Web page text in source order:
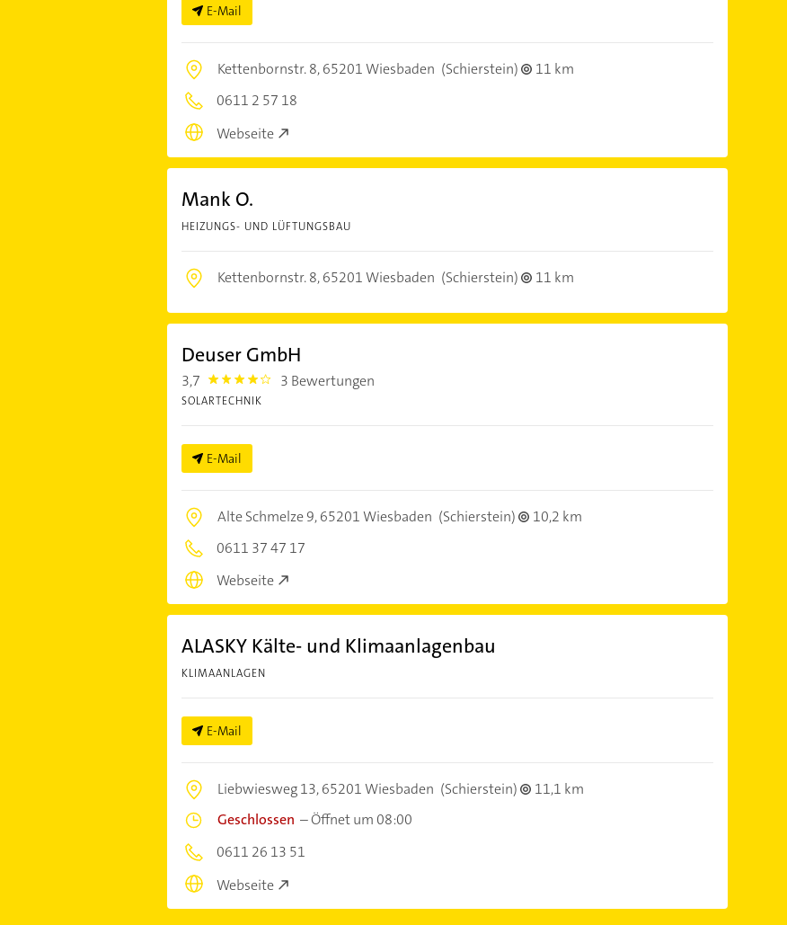
E-Mail
Kettenbornstr. 8,65201 Wiesbaden (Schierstein)
11 km
0611 2 57 18
Webseite
Mank O.
HEIZUNGS- UND LÜFTUNGSBAU
Kettenbornstr. 8,65201 Wiesbaden (Schierstein) 11 km
Deuser GmbH
3,7 3.7 3 Bewertungen
SOLARTECHNIK
E-Mail
Alte Schmelze 9,65201 Wiesbaden (Schierstein)
10,2 km
0611 37 47 17
Webseite
ALASKY Kälte- und Klimaanlagenbau
KLIMAANLAGEN
E-Mail
Liebwiesweg 13,65201 Wiesbaden (Schierstein)
11,1 km
Geschlossen –Öffnet um 08:00
0611 26 13 51
Webseite